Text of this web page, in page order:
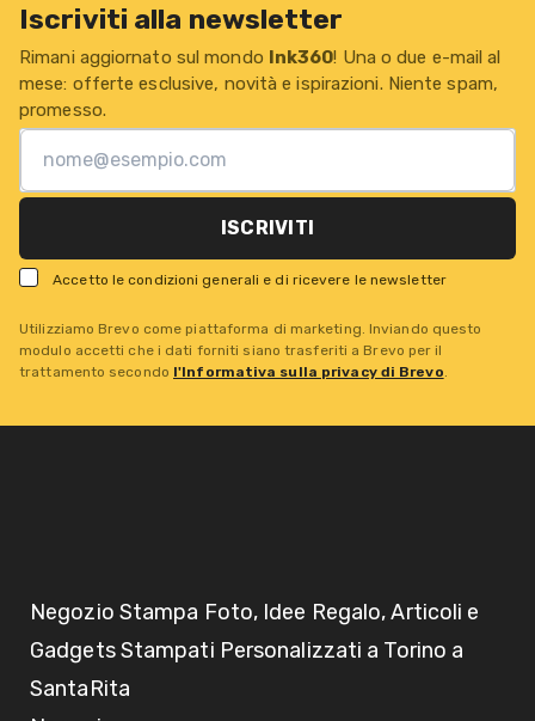
Iscriviti alla newsletter
Rimani aggiornato sul mondo Ink360! Una o due e-mail al
mese: offerte esclusive, novità e ispirazioni. Niente spam,
promesso.
ISCRIVITI
Accetto le condizioni generali e di ricevere le newsletter
Utilizziamo Brevo come piattaforma di marketing. Inviando questo
modulo accetti che i dati forniti siano trasferiti a Brevo per il
trattamento secondo l'Informativa sulla privacy di Brevo
Negozio Stampa Foto, Idee Regalo, Articoli e
Gadgets Stampati Personalizzati a Torino a
SantaRita